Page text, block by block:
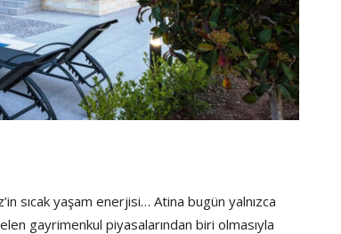
sıcak yaşam enerjisi… Atina bugün yalnızca
gayrimenkul piyasalarından biri olmasıyla